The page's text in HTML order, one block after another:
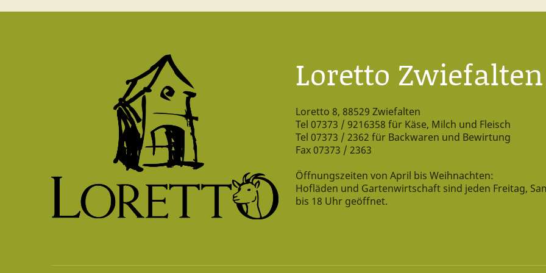
Loretto Zwiefalten
Loretto 8, 88529 Zwiefalten
Tel 07373 / 9216358 für Käse, Milch und Fleisch
Tel 07373 / 2362 für Backwaren und Bewirtung
Fax 07373 / 2363
Öffnungszeiten von April bis Weihnachten:
Hofläden und Gartenwirtschaft sind jeden Freitag,
bis 18 Uhr geöffnet.